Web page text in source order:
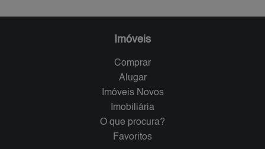
Imóveis
Comprar
Alugar
Imóveis Novos
Imobiliária
O que procura?
Favoritos